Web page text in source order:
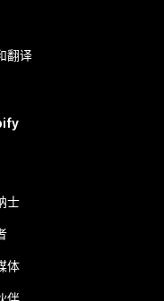
翻译
士
体